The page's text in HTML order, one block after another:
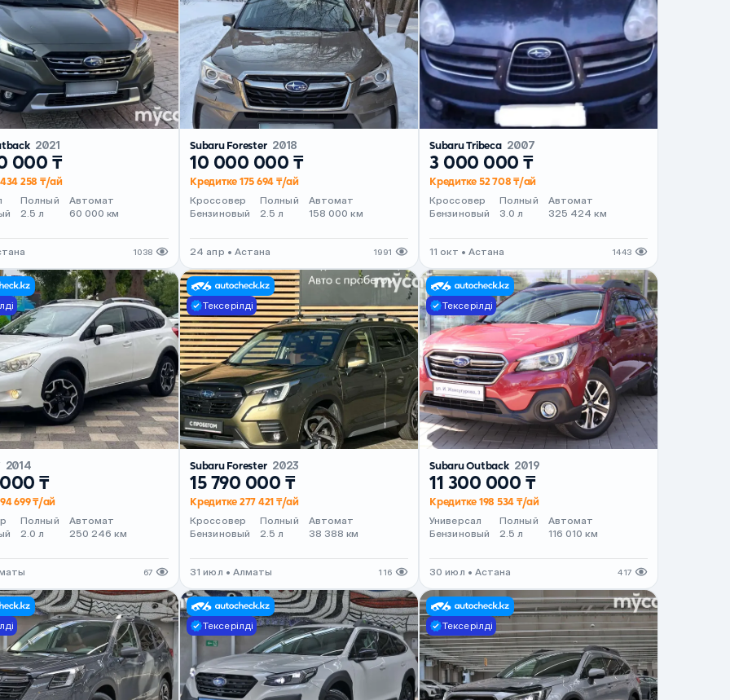
2021
000 ₸
258 ₸/ай
Полный
2.5 л
Автомат
60 000 км
1038
Subaru Forester 2018
10 000 000 ₸
Кредитке 175 694 ₸/ай
Кроссовер
Бензиновый
Полный
2.5 л
Автомат
158 000 км
24 апр • Астана 1991
Subaru Tribeca 2007
3 000 000 ₸
Кредитке 52 708 ₸/ай
Кроссовер
Бензиновый
Полный
3.0 л
Автомат
325 424 км
11 окт • Астана 1443
2014
₸
699 ₸/ай
Полный
2.0 л
Автомат
250 246 км
67
Тексерілді
Subaru Forester 2023
15 790 000 ₸
Кредитке 277 421 ₸/ай
Кроссовер
Бензиновый
Полный
2.5 л
Автомат
38 388 км
31 июл • Алматы 116
Тексерілді
Subaru Outback 2019
11 300 000 ₸
Кредитке 198 534 ₸/ай
Универсал
Бензиновый
Полный
2.5 л
Автомат
116 010 км
30 июл • Астана 417
Тексерілді Тексерілді